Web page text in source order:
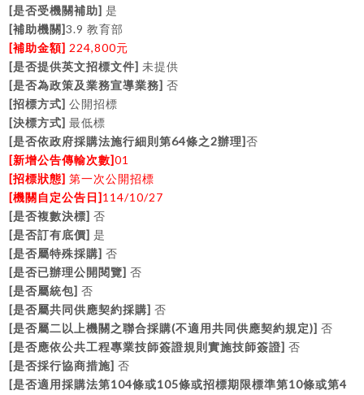
[是否受機關補助] 是
[補助機關]3.9教育部
[補助金額] 224,800元
[是否提供英文招標文件] 未提供
[是否為政策及業務宣導業務] 否
[招標方式] 公開招標
[決標方式] 最低標
[是否依政府採購法施行細則第64條之2辦理]否
[新增公告傳輸次數]01
[招標狀態] 第一次公開招標
[機關自定公告日 ]114/10/27
[是否複數決標] 否
[是否訂有底價] 是
[是否屬特殊採購] 否
[是否已辦理公開閱覽] 否
[是否屬統包] 否
[是否屬共同供應契約採購] 否
[是否屬二以上機關之聯合採購(不適用共同供應契約規定)] 否
[是否應依公共工程專業技師簽證規則實施技師簽證] 否
[是否採行協商措施] 否
[是否適用採購法第104條或105條或招標期限標準第10條或第4